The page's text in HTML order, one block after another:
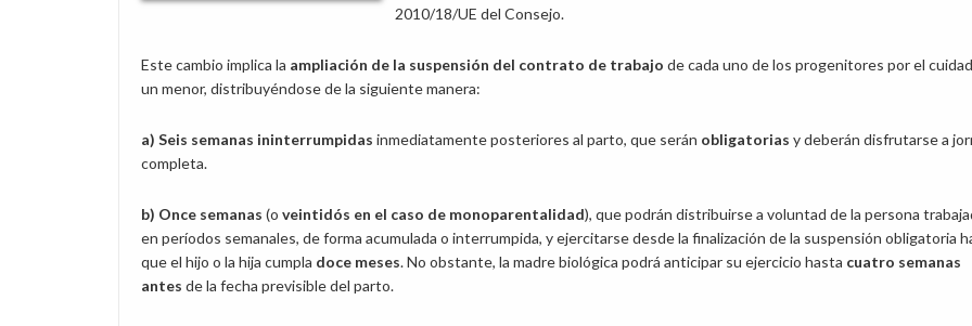
2010/18/UE del Consejo.
Este cambio implica la ampliación de la suspensión del contrato de trabajo de cada uno de los progenitores por el
un menor, distribuyéndose de la siguiente manera:
a) Seis semanas ininterrumpidas inmediatamente posteriores al parto, que serán obligatorias y deberán disfrutarse a
completa.
b) Once semanas (o veintidós en el caso de monoparentalidad), que podrán distribuirse a voluntad de la persona
en períodos semanales, de forma acumulada o interrumpida, y ejercitarse desde la finalización de la suspensión obligatoria
que el hijo o la hija cumpla doce meses. No obstante, la madre biológica podrá anticipar su ejercicio hasta cuatro semanas
antes de la fecha previsible del parto.